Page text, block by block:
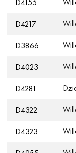
D4155
D4217
D3866
D4023
D4281
D4322
D4323